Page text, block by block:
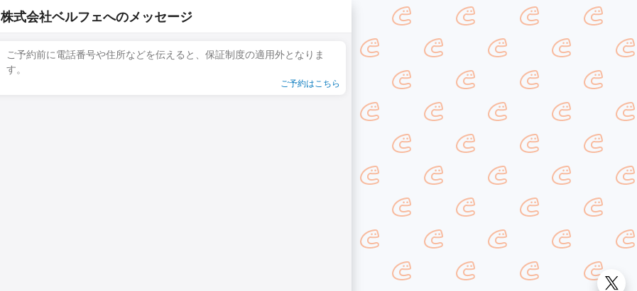
株式会社ベルフェへのメッセージ
ご予約前に電話番号や住所などを伝えると、保証制度の適用外となりま
す。
ご予約はこちら